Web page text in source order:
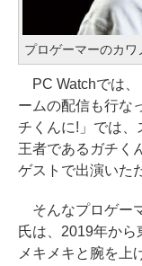
プロゲーマーのカワ
PC Watchでは、
ームの配信も行な
チくんに!」では、
王者であるガチく
ゲストで出演いた
そんなプロゲー
氏は、2019年か
メキメキと腕を上